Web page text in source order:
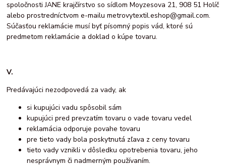
spoločnosti JANE krajčírstvo so sídlom Moyzesova 21, 908 51 Holíč
alebo prostredníctvom e-mailu metrovytextil.eshop@gmail.com.
Súčasťou reklamácie musí byť písomný popis vád, ktoré sú
predmetom reklamácie a doklad o kúpe tovaru.
V.
Predávajúci nezodpovedá za vady, ak
si kupujúci vadu spôsobil sám
kupujúci pred prevzatím tovaru o vade tovaru vedel
reklamácia odporuje povahe tovaru
pre tieto vady bola poskytnutá zľava z ceny tovaru
tieto vady vznikli v dôsledku opotrebenia tovaru, jeho
nesprávnym či nadmerným používaním.